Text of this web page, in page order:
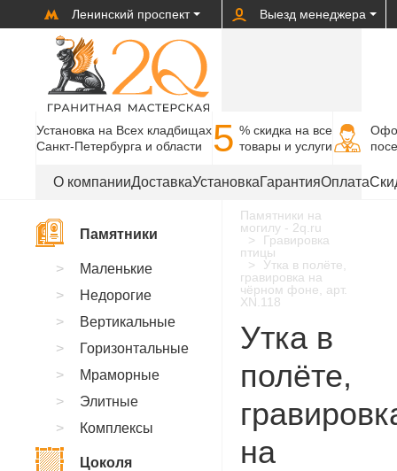
Ленинский проспект Выезд менеджера
Установка на Всех кладбищах
Санкт-Петербурга и области
5 % cкидка на все
товары и услуги
О компанииДоставкаУстановкаГарантияОплата
Памятники на
могилу - 2q.ru
Гравировка
птицы
Утка в полёте,
гравировка на
чёрном фоне, арт.
XN.118
Утка в
полёте,
на
Памятники
Маленькие
Недорогие
Вертикальные
Горизонтальные
Мраморные
Элитные
Комплексы
Цоколя